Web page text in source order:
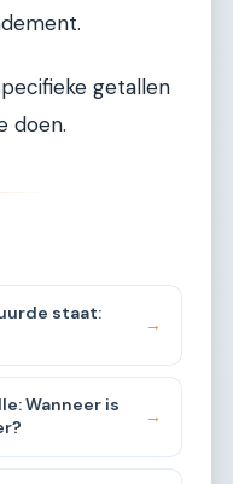
getallen
doen.
staat:
→
Wanneer is
→